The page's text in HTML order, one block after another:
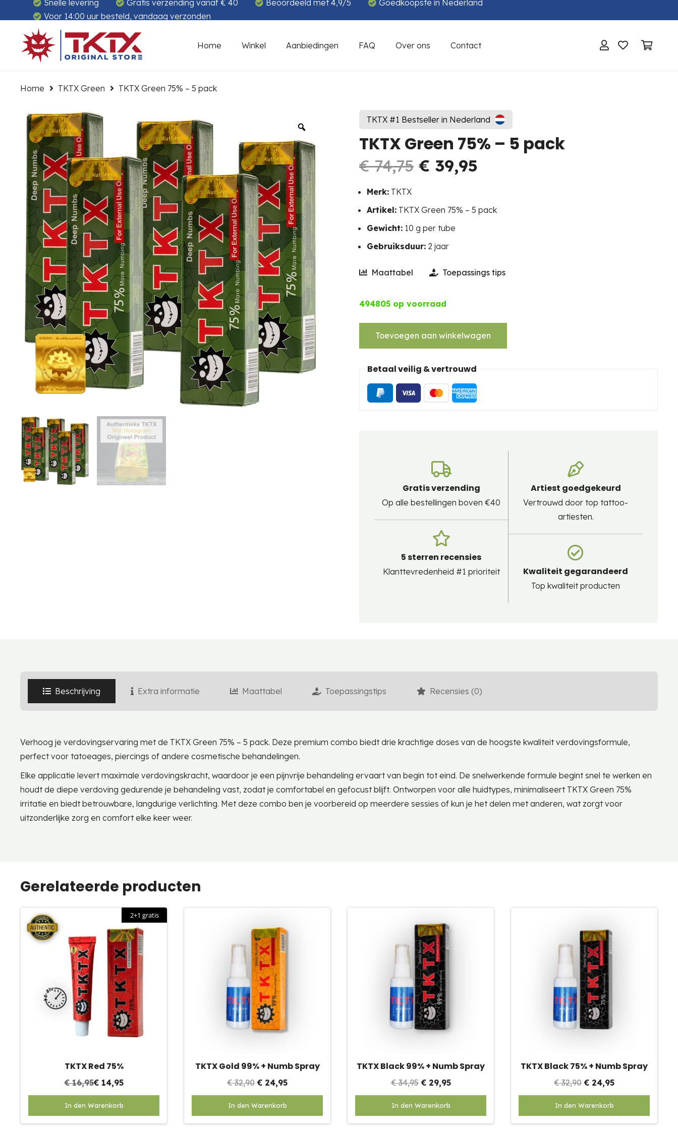
Snelle levering Gratis verzending vanaf € 40 Beoordeeld met 4,9/5
Goedkoopste in Nederland
Voor 14:00 uur besteld, vandaag verzonden
Home Winkel Aanbiedingen FAQ Over ons Contact
Home TKTX Green TKTX Green 75% – 5 pack
TKTX #1 Bestseller in Nederland
TKTX Green 75% – 5 pack
€74,75 Oorspronkelijke
€ 74,75.
€ 39,95
€ 39,95.
Merk: TKTX
Artikel: TKTX Green 75% – 5 pack
Gewicht: 10 g per tube
Gebruiksduur: 2 jaar
Maattabel Toepassings tips
494805 op voorraad
Toevoegen aan winkelwagen
Betaal veilig & vertrouwd
Gratis verzending
Op alle bestellingen boven €40
5 sterren recensies
Klanttevredenheid #1 prioriteit
Artiest goedgekeurd
Vertrouwd door top tattoo-
artiesten.
Kwaliteit gegarandeerd
Top kwaliteit producten
Beschrijving Extra informatie Maattabel Toepassingstips Recensies (0)
Verhoog je verdovingservaring met de TKTX Green 75% – 5 pack. Deze premium combo biedt drie krachtige doses van de hoogste kwaliteit verdovingsformule,
perfect voor tatoeages, piercings of andere cosmetische behandelingen.
Elke applicatie levert maximale verdovingskracht, waardoor je een pijnvrije behandeling ervaart van begin tot eind. De snelwerkende formule begint snel te werken en
houdt de diepe verdoving gedurende je behandeling vast, zodat je comfortabel en gefocust blijft. Ontworpen voor alle huidtypes, minimaliseert TKTX Green 75%
irritatie en biedt betrouwbare, langdurige verlichting. Met deze combo ben je voorbereid op meerdere sessies of kun je het delen met anderen, wat zorgt voor
uitzonderlijke zorg en comfort elke keer weer.
Gerelateerde producten
2+1 gratis
TKTX Red 75%
€16,95€14,95
In den Warenkorb
product
TKTX Gold 99% + Numb Spray
€32,90 Oorspronkelijke
prijs
was:
€ 32,90.
€ 24,95Huidige
prijs
€ 24,95.
In den Warenkorb
TKTX Black 99% + Numb Spray
€34,95 Oorspronkelijke
prijs
was:
€ 34,95.
€29,95Huidige
prijs
€ 29,95.
In den Warenkorb
TKTX Black 75% + Numb Spray
€32,90 Oorspronkelijke
prijs
was:
€ 32,90.
€ 24,95Huidige
prijs
€ 24,95.
In den Warenkorb